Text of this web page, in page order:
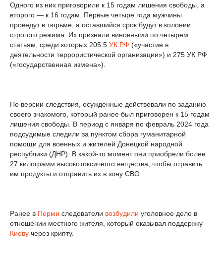
Одного из них приговорили к 15 годам лишения свободы, а
второго — к 16 годам. Первые четыре года мужчины
проведут в тюрьме, а оставшийся срок будут в колонии
строгого режима. Их признали виновными по четырем
статьям, среди которых 205.5 УК РФ («участие в
деятельности террористической организации») и 275 УК РФ
(«государственная измена»).
По версии следствия, осужденные действовали по заданию
своего знакомого, который ранее был приговорен к 15 годам
лишения свободы. В период с января по февраль 2024 года
подсудимые следили за пунктом сбора гуманитарной
помощи для военных и жителей Донецкой народной
республики (ДНР). В какой-то момент они приобрели более
27 килограмм высокотоксичного вещества, чтобы отравить
им продукты и отправить их в зону СВО.
Ранее в Перми следователи возбудили уголовное дело в
отношении местного жителя, который оказывал поддержку
Киеву через крипту.